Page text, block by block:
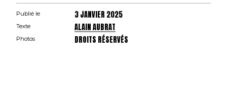
Publié le 3 JANVIER 2025
Texte ALAIN AUBRAT
Photos DROITS RÉSERVÉS